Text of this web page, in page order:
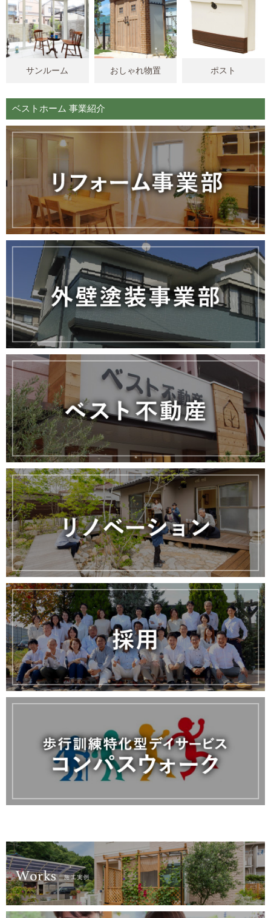
サンルーム おしゃれ物置 ポスト
ベストホーム 事業紹介